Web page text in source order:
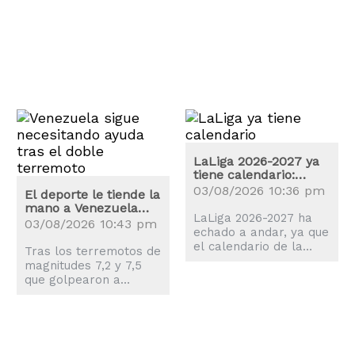
El deporte le tiende la
mano a Venezuela
tras los terremotos
03/08/2026 10:43 pm
Tras los terremotos de
magnitudes 7,2 y 7,5
que golpearon a
LaLiga 2026-2027 ya
tiene calendario:
estas son las fechas
claves
03/08/2026 10:36 pm
LaLiga 2026-2027 ha
echado a andar, ya que
el calendario de la